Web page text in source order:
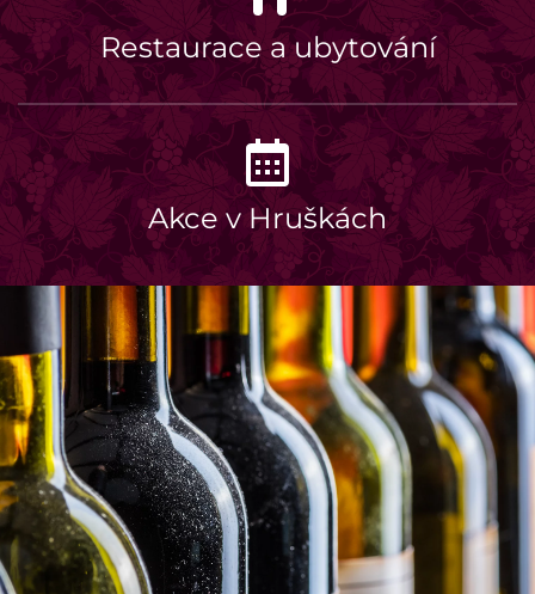
Restaurace a ubytování
Akce v Hruškách